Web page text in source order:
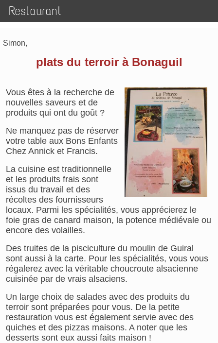
Restaurant
Simon,
plats du terroir à Bonaguil
Vous êtes à la recherche de
nouvelles saveurs et de
produits qui ont du goût ?
Ne manquez pas de réserver
votre table aux Bons Enfants
Chez Annick et Francis.
La cuisine est traditionnelle
et les produits frais sont
issus du travail et des
récoltes des fournisseurs
locaux. Parmi les spécialités, vous apprécierez le
foie gras de canard maison, la potence médiévale ou
encore des volailles.
Des truites de la pisciculture du moulin de Guiral
sont aussi à la carte. Pour les spécialités, vous vous
régalerez avec la véritable choucroute alsacienne
cuisinée par de vrais alsaciens.
Un large choix de salades avec des produits du
terroir sont préparées pour vous. De la petite
restauration vous est également servie avec des
quiches et des pizzas maisons. A noter que les
desserts sont eux aussi faits maison !